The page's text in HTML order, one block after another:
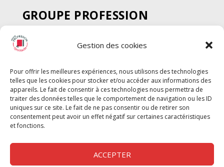
Gestion des cookies
Pour offrir les meilleures expériences, nous utilisons des technologies
telles que les cookies pour stocker et/ou accéder aux informations des
appareils. Le fait de consentir à ces technologies nous permettra de
traiter des données telles que le comportement de navigation ou les ID
uniques sur ce site. Le fait de ne pas consentir ou de retirer son
consentement peut avoir un effet négatif sur certaines caractéristiques
et fonctions.
ACCEPTER
GROUPE PROFESSION
SPECTACLE
Chèque Intermittents
Chèque Compta
Chèque Emploi Spectacle
G-Pods
Profession Audio-visuel